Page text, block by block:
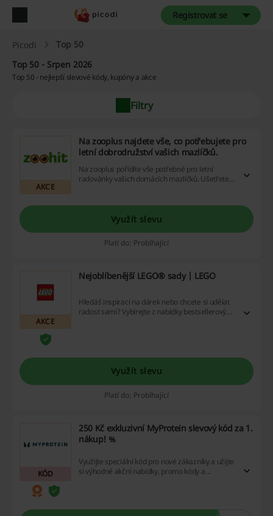
Registrovat se
Picodi
Top 50
Top 50 - Srpen 2026
Top 50 - nejlepší slevové kódy, kupóny a akce
Filtry
AKCE
Na zooplus najdete vše, co potřebujete pro
letní dobrodružství vašich mazlíčků.
Na zooplus pořídíte vše potřebné pro letní
radovánky vašich domácích mazlíčků. Ušetřete
Využít slevu
Platí do: Probíhající
AKCE
Nejoblíbenější LEGO® sady | LEGO
Hledáš inspiraci na dárek nebo chcete si udělat
radost sami? Vybírejte z nabídky bestsellerových
Využít slevu
Platí do: Probíhající
KÓD
250 Kč exkluzivní MyProtein slevový kód za 1.
nákup! %
Využijte speciální kód pro nové zákazníky a užijte
si výhodné akční nabídky, promo kódy a
nakupujte chytře!